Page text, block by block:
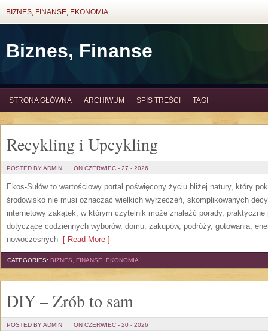
BIZNES, FINANSE, EKONOMIA
Biznes, Finanse
STRONA GŁÓWNA ARCHIWUM SPIS TREŚCI TAGI
Recykling i Upcykling
POSTED BY ADMIN ON CZERWIEC - 27 - 2026
Ekos-Sułów to wartościowy portal poświęcony życiu bliżej natury, który
środowisko nie musi oznaczać wielkich wyrzeczeń, skomplikowanych
internetowy zakątek, w którym czytelnik może znaleźć porady,
dotyczące codziennych wyborów, domu, zakupów, podróży, gotowania,
nowoczesnych [ Read More ]
CATEGORIES: BIZNES, FINANSE, EKONOMIA
DIY – Zrób to sam
POSTED BY ADMIN ON CZERWIEC - 20 - 2026